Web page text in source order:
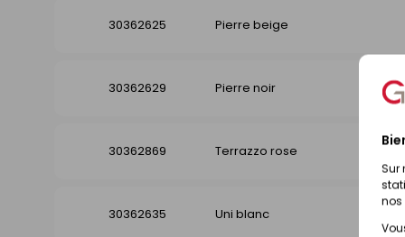
Sur
nos
30362625 Pierre beige
30362629 Pierre noir
30362869 Terrazzo rose
30362635 Uni blanc